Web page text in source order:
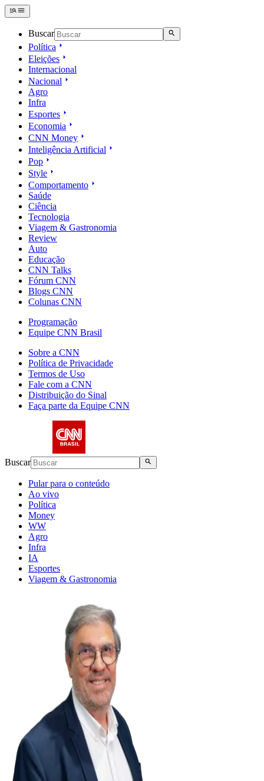
Buscar
Política
Eleições
Internacional
Nacional
Agro
Infra
Esportes
Economia
CNN Money
Inteligência Artificial
Pop
Style
Comportamento
Saúde
Ciência
Tecnologia
Viagem & Gastronomia
Review
Auto
Educação
CNN Talks
Fórum CNN
Blogs CNN
Colunas CNN
Programação
Equipe CNN Brasil
Sobre a CNN
Política de Privacidade
Termos de Uso
Fale com a CNN
Distribuição do Sinal
Faça parte da Equipe CNN
Buscar
Pular para o conteúdo
Ao vivo
Política
Money
WW
Agro
Infra
IA
Esportes
Viagem & Gastronomia